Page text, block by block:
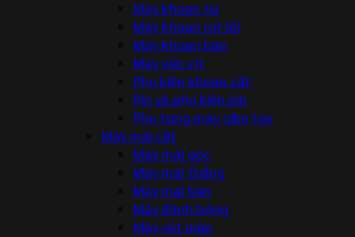
Máy khoan từ
Máy khoan rút lõi
Máy khoan bàn
Máy vặn vít
Phụ kiện khoan cắt
Pin và phụ kiện pin
Phụ tùng máy cầm tay
Máy mài cắt
Máy mài góc
Máy mài thẳng
Máy mài bàn
Máy đánh bóng
Máy vát mép